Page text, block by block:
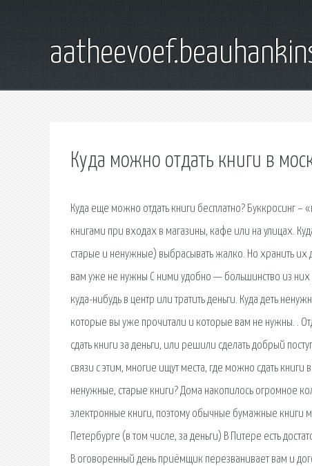
Куда можно отдать книги в
Куда еще можно отдать книги бесплатно? Буккросинг
книгами при входах в магазины, кафе или на улицах.
старые и ненужные) выбрасывать жалко. Но хранить их
вам уже не нужны С ними удобно — большинство из
куда-нибудь в центр или тратить деньги. Куда деть
которые вы уже прочитали и которые вам не нужны. .
сдать книги за деньги, или решили сделать добрый
связи с этим, многие ищут места, где можно сдать
ненужные, старые книги? Дома накопилось огромное
электронные книги, поэтому обычные бумажные книги
Петербурге (в том числе, за деньги) В Питере есть
В оговоренный день приёмщик перезванивает вам и